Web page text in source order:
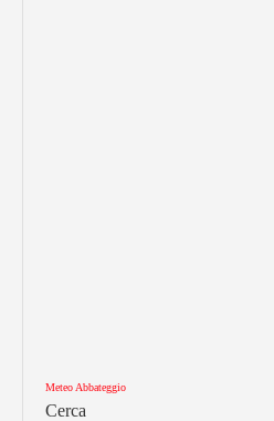
Meteo Abbateggio
Cerca